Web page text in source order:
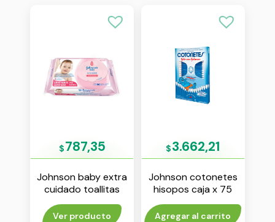
$787,35
Johnson baby extra
cuidado toallitas
humedas x 96
unidades
Ver producto
$3.662,21
Johnson cotonetes
hisopos caja x 75
unidades
Agregar al carrito